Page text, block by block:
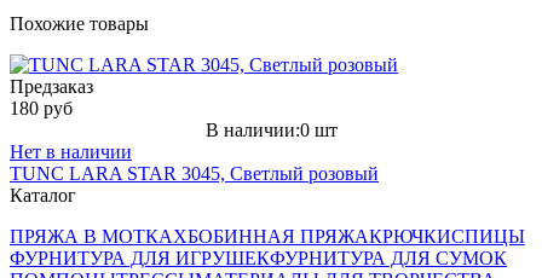
Похожие товары
Предзаказ
180 руб
В наличии:0 шт
Нет в наличии
TUNC LARA STAR 3045, Светлый розовый
Каталог
ПРЯЖА В МОТКАХБОБИННАЯ ПРЯЖАКРЮЧКИСПИЦЫ
ФУРНИТУРА ДЛЯ ИГРУШЕКФУРНИТУРА ДЛЯ СУМОК